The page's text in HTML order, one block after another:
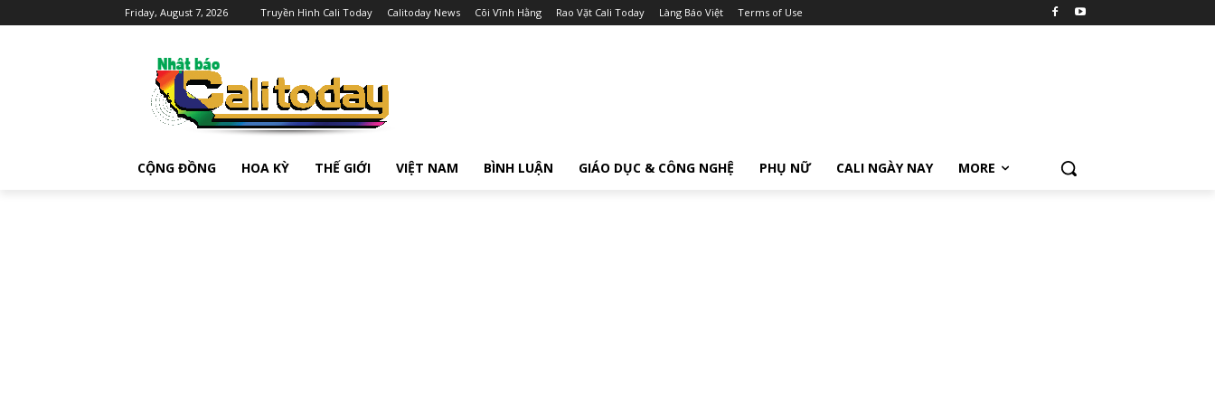
Friday, August 7, 2026 Truyền Hình Cali Today Calitoday News Cõi Vĩnh Hằng Rao Vặt Cali Today Làng Báo Việt Terms of Use
CỘNG ĐỒNG HOA KỲ THẾ GIỚI VIỆT NAM BÌNH LUẬN GIÁO DỤC & CÔNG NGHỆ PHỤ NỮ CALI NGÀY NAY MORE